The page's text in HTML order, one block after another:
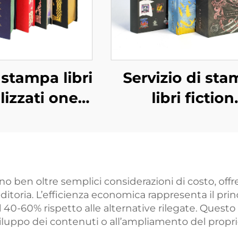
libri
one-
copertina
bordi
Servizio di
libri fiction
copertina
spray e
ben oltre semplici considerazioni di costo,
L’efficienza economica rappresenta il
60% rispetto alle alternative rilegate.
dei contenuti o all’ampliamento del